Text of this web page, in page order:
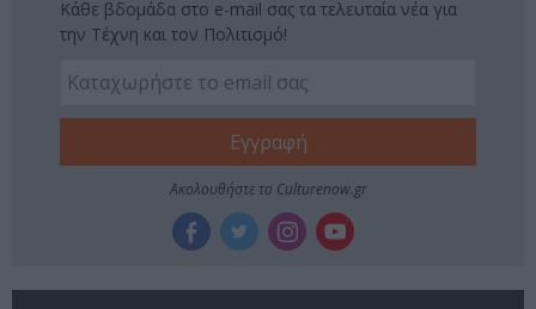
Κάθε βδομάδα στο e-mail σας τα τελευταία νέα για
την Τέχνη και τον Πολιτισμό!
Ακολουθήστε το Culturenow.gr